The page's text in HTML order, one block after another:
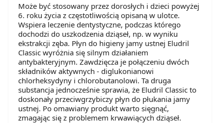
Może być stosowany przez dorosłych i dzieci powyżej
6. roku życia z częstotliwością opisaną w ulotce.
Wspiera leczenie dentystyczne, podczas którego
dochodzi do uszkodzenia dziąseł, np. w wyniku
ekstrakcji zęba. Płyn do higieny jamy ustnej Eludril
Classic wyróżnia się silnym działaniem
antybakteryjnym. Zawdzięcza je połączeniu dwóch
składników aktywnych - diglukonianowi
chlorheksydyny i chlorobutanolowi. Ta druga
substancja jednocześnie sprawia, że Eludril Classic to
doskonały przeciwgrzybiczy płyn do płukania jamy
ustnej. Po omawiany produkt warto sięgnąć,
zmagając się z problemem krwawiących dziąseł.